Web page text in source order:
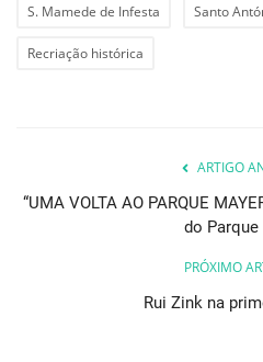
S. Mamede de Infesta Santo
Recriação histórica
ARTIGO
“UMA VOLTA AO PARQUE
do Parque
PRÓXIMO
Rui Zink na